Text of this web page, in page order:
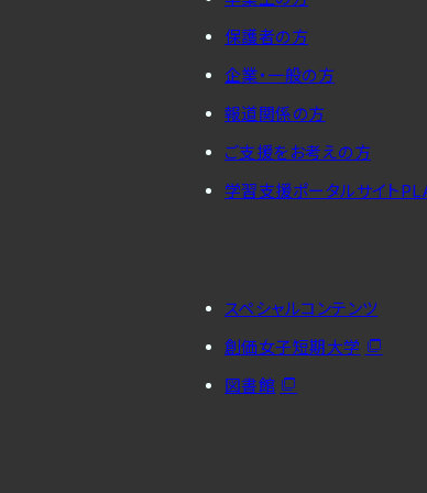
保護者の方
企業・一般の方
報道関係の方
ご支援をお考えの方
学習支援ポータルサイト
スペシャルコンテンツ
創価女子短期大学
図書館